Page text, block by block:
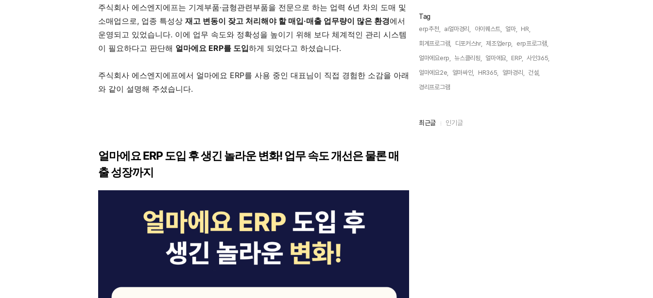
주식회사 에스엔지에프는 기계부품·금형관련부품을 전문으로 하는 업력 6년 차의 도매 및
소매업으로, 업종 특성상 재고 변동이 잦고 처리해야 할 매입·매출 업무량이 많은 환경에서
운영되고 있었습니다. 이에 업무 속도와 정확성을 높이기 위해 보다 체계적인 관리 시스템
이 필요하다고 판단해 얼마에요 ERP를 도입하게 되었다고 하셨습니다.
주식회사 에스엔지에프에서 얼마에요 ERP를 사용 중인 대표님이 직접 경험한 소감을 아래
와 같이 설명해 주셨습니다.
얼마에요 ERP 도입 후 생긴 놀라운 변화! 업무 속도 개선은 물론 매
출 성장까지
Tag
erp추천, ai얼마경리, 아이퀘스트, 얼마,
HR,
회계프로그램,
디포커스hr, 제조업erp,
erp프로그램,
얼마에요erp,
뉴스클리핑, 얼마에요, ERP,
사인365,
얼마에요2e,
얼마싸인, HR365, 얼마경리,
건설,
경리프로그램,
최
최근글 인기글